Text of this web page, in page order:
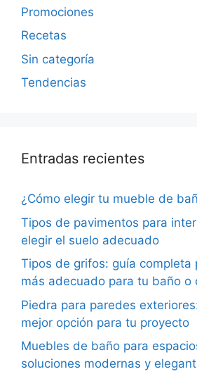
Promociones
Recetas
Sin categoría
Tendencias
Entradas recientes
¿Cómo elegir tu mueble de
Tipos de pavimentos para
elegir el suelo adecuado
Tipos de grifos: guía completa
más adecuado para tu baño o
Piedra para paredes
mejor opción para tu proyecto
Muebles de baño para
soluciones modernas y